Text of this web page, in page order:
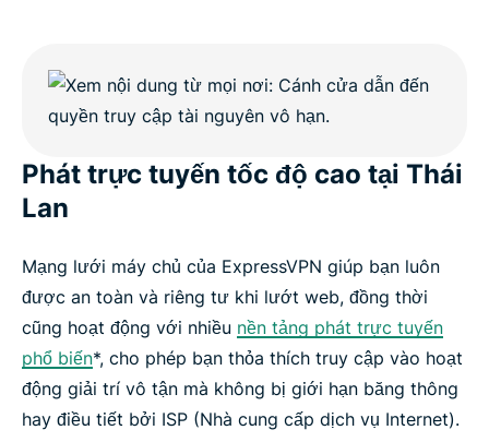
Phát trực tuyến tốc độ cao tại Thái
Lan
Mạng lưới máy chủ của ExpressVPN giúp bạn luôn
được an toàn và riêng tư khi lướt web, đồng thời
cũng hoạt động với nhiều nền tảng phát trực tuyến
phổ biến*, cho phép bạn thỏa thích truy cập vào hoạt
động giải trí vô tận mà không bị giới hạn băng thông
hay điều tiết bởi ISP (Nhà cung cấp dịch vụ Internet).